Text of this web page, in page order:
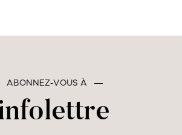
ABONNEZ-VOUS À ―